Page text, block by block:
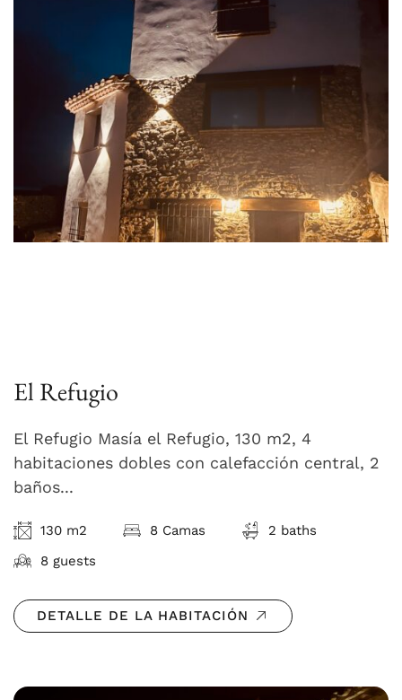
El Refugio
El Refugio Masía el Refugio, 130 m2, 4
habitaciones dobles con calefacción central, 2
baños...
130 m2 8 Camas
2 baths
8 guests
DETALLE DE LA HABITACIÓN